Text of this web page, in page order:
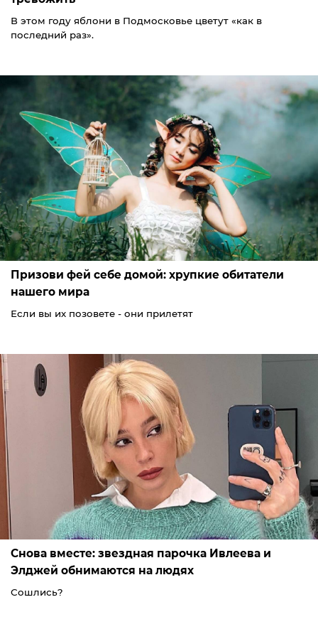
В этом году яблони в Подмосковье цветут «как в
последний раз».
Призови фей себе домой: хрупкие обитатели
нашего мира
Если вы их позовете - они прилетят
Снова вместе: звездная парочка Ивлеева и
Элджей обнимаются на людях
Сошлись?